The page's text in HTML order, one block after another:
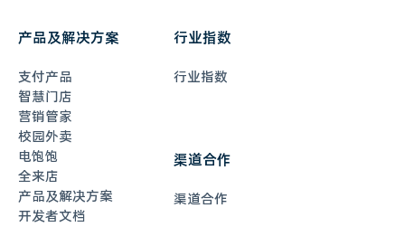
产品及解决方案
支付产品
智慧门店
营销管家
校园外卖
电饱饱
全来店
产品及解决方案
开发者文档
行业指数
行业指数
渠道合作
渠道合作